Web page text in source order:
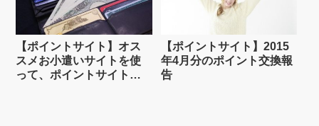
【ポイントサイト】オス
スメお小遣いサイトを使
って、ポイントサイトを
【ポイントサイト】2015
年4月分のポイント交換報
告